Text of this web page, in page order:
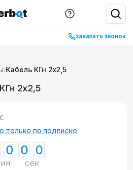
заказать звонок
›Кабель КГн 2х2,5
2х2,5
только по подписке
0 0 0
сек